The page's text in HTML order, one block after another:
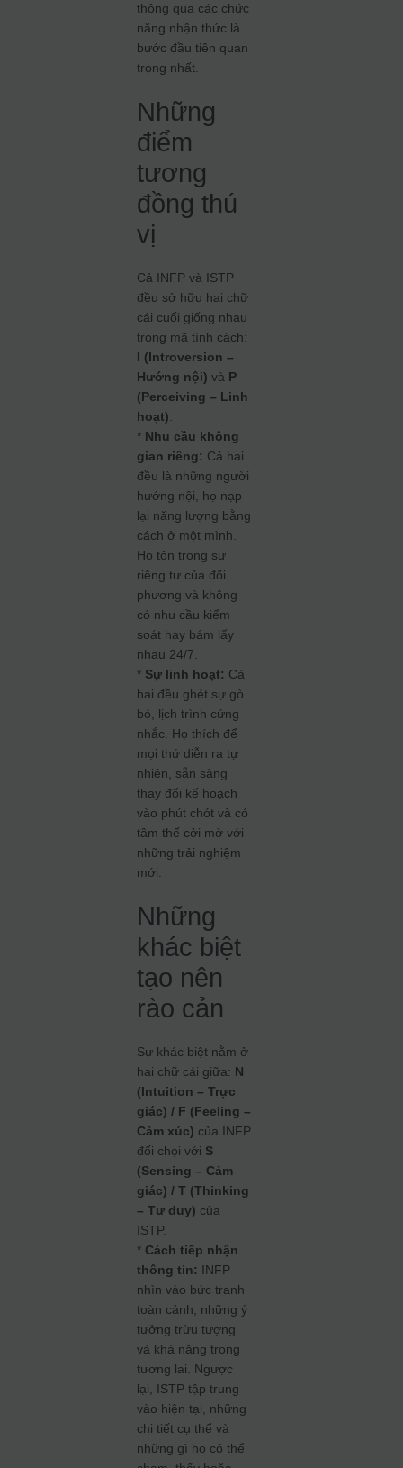
thông qua các chức
năng nhận thức là
bước đầu tiên quan
trọng nhất.
Những
điểm
tương
đồng thú
vị
Cả INFP và ISTP
đều sở hữu hai chữ
cái cuối giống nhau
trong mã tính cách:
I (Introversion –
Hướng nội) và P
(Perceiving – Linh
hoạt)
* Nhu cầu không
gian riêng: Cả hai
đều là những người
hướng nội, họ nạp
lại năng lượng bằng
cách ở một mình.
Họ tôn trọng sự
riêng tư của đối
phương và không
có nhu cầu kiểm
soát hay bám lấy
nhau 24/7.
* Sự linh hoạt: Cả
hai đều ghét sự gò
bó, lịch trình cứng
nhắc. Họ thích để
mọi thứ diễn ra tự
nhiên, sẵn sàng
thay đổi kế hoạch
vào phút chót và có
tâm thế cởi mở với
những trải nghiệm
mới.
Những
khác biệt
tạo nên
rào cản
Sự khác biệt nằm ở
hai chữ cái giữa: N
(Intuition – Trực
giác) / F (Feeling –
Cảm xúc) của INFP
đối chọi với S
(Sensing – Cảm
giác) / T (Thinking
– Tư duy) của
ISTP.
* Cách tiếp nhận
thông tin: INFP
nhìn vào bức tranh
toàn cảnh, những ý
tưởng trừu tượng
và khả năng trong
tương lai. Ngược
lại, ISTP tập trung
vào hiện tại, những
chi tiết cụ thể và
những gì họ có thể